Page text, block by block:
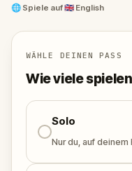
than it starts.
Market St,
Ending point:
St, Philadelphia, PA
🌐 Spiele auf🇬🇧 English
WÄHLE DEINEN PASS
Wie viele
Solo
Nur du, auf deinem